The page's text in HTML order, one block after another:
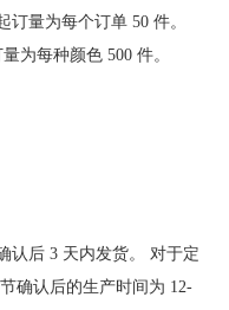
订量为每个订单 50件。
为每种颜色 500件。
认后 3 天内发货。
对于定
确认后的生产时间为 12-